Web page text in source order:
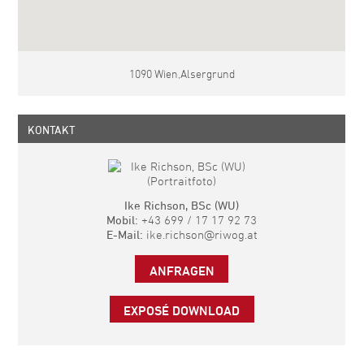
1090 Wien,Alsergrund
KONTAKT
Ike Richson, BSc (WU)
Mobil: +43 699 / 17 17 92 73
E-Mail: ike.richson@riwog.at
ANFRAGEN
EXPOSÉ DOWNLOAD